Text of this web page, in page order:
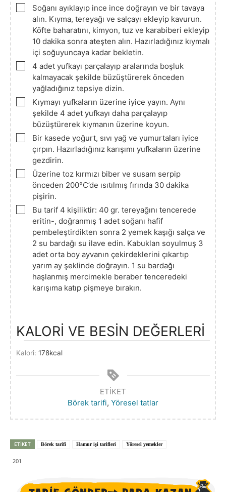
▢
Soğanı ayıklayıp ince ince doğrayın ve bir tavaya
alın. Kıyma, tereyağı ve salçayı ekleyip kavurun.
Köfte baharatını, kimyon, tuz ve karabiberi ekleyip
10 dakika sonra ateşten alın. Hazırladığınız kıymalı
içi soğuyuncaya kadar bekletin.
▢
4 adet yufkayı parçalayıp aralarında boşluk
kalmayacak şekilde büzüştürerek önceden
yağladığınız tepsiye dizin.
▢
Kıymayı yufkaların üzerine iyice yayın. Aynı
şekilde 4 adet yufkayı daha parçalayıp
büzüştürerek kıymanın üzerine koyun.
▢
Bir kasede yoğurt, sıvı yağ ve yumurtaları iyice
çırpın. Hazırladığınız karışımı yufkaların üzerine
gezdirin.
▢
Üzerine toz kırmızı biber ve susam serpip
önceden 200°C’de ısıtılmış fırında 30 dakika
pişirin.
▢
Bu tarif 4 kişiliktir: 40 gr. tereyağını tencerede
eritin-, doğranmış 1 adet soğanı hafif
pembeleştirdikten sonra 2 yemek kaşığı salça ve
2 su bardağı su ilave edin. Kabuklan soyulmuş 3
adet orta boy ayvanın çekirdeklerini çıkartıp
yarım ay şeklinde doğrayın. 1 su bardağı
haşlanmış mercimekle beraber tenceredeki
karışıma katıp pişmeye bırakın.
KALORİ VE BESİN DEĞERLERİ
Kalori: 178kcal
ETIKET
Börek tarifi, Yöresel tatlar
ETIKET Börek tarifi Hamur işi tarifleri Yöresel yemekler
201